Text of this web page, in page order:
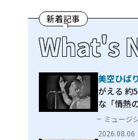
新着記事
What's
美空ひばり
がえる 約
な「情熱
ミュージ
2026.08.06